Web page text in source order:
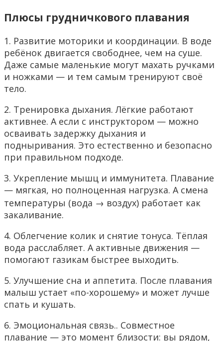
Плюсы грудничкового плавания
1. Развитие моторики и координации. В воде
ребёнок двигается свободнее, чем на суше.
Даже самые маленькие могут махать ручками
и ножками — и тем самым тренируют своё
тело.
2. Тренировка дыхания. Лёгкие работают
активнее. А если с инструктором — можно
осваивать задержку дыхания и
подныривания. Это естественно и безопасно
при правильном подходе.
3. Укрепление мышц и иммунитета. Плавание
— мягкая, но полноценная нагрузка. А смена
температуры (вода → воздух) работает как
закаливание.
4. Облегчение колик и снятие тонуса. Тёплая
вода расслабляет. А активные движения —
помогают газикам быстрее выходить.
5. Улучшение сна и аппетита. После плавания
малыш устает «по-хорошему» и может лучше
спать и кушать.
6. Эмоциональная связь.. Совместное
плавание — это момент близости: вы рядом,